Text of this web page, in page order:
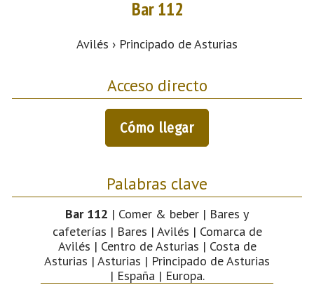
Bar 112
Avilés › Principado de Asturias
Acceso directo
Cómo llegar
Palabras clave
Bar 112 | Comer & beber | Bares y
cafeterías | Bares | Avilés | Comarca de
Avilés | Centro de Asturias | Costa de
Asturias | Asturias | Principado de Asturias
| España | Europa.